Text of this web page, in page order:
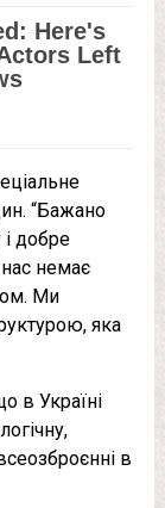
“Бажано
добре
немає
Ми
яка
в Україні
в